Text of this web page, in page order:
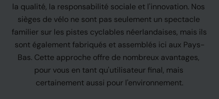
la qualité, la responsabilité sociale et l'innovation. Nos
sièges de vélo ne sont pas seulement un spectacle
familier sur les pistes cyclables néerlandaises, mais ils
sont également fabriqués et assemblés ici aux Pays-
Bas. Cette approche offre de nombreux avantages,
pour vous en tant qu'utilisateur final, mais
certainement aussi pour l'environnement.